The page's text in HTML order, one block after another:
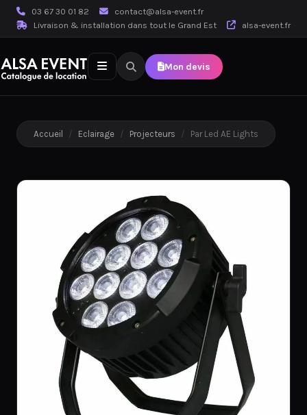
03 67 30 01 82
contact@alsa-event.fr
Livraison & installation dans tout le Grand Est
alsa-event.fr
Mon devis
Accueil / Eclairage / Projecteurs / Par Led AE Lights